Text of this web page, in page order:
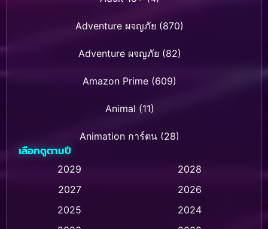
Adventure ผจญภัย (870)
Adventure ผจญภัย (82)
Amazon Prime (609)
Animal (11)
Animation การ์ตูน (28)
Animation การ์ตูน (235)
Animation การ์ตูน (32)
เลือกดูตามปี
2029
2028
2027
2026
2025
2024